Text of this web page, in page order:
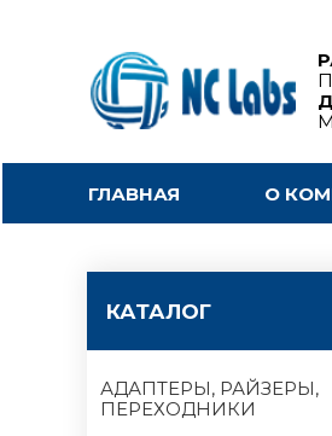
ГЛАВНАЯ О
КАТАЛОГ
АДАПТЕРЫ, РАЙЗЕРЫ,
ПЕРЕХОДНИКИ